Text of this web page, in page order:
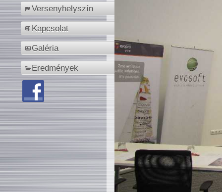
Versenyhelyszín
Kapcsolat
Galéria
Eredmények